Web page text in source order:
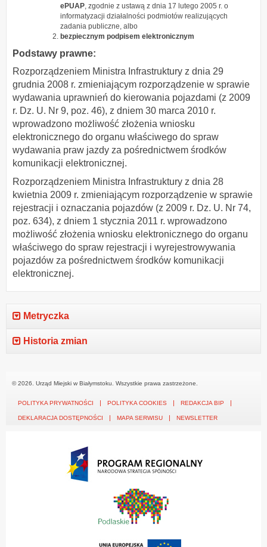
ePUAP, zgodnie z ustawą z dnia 17 lutego 2005 r. o
informatyzacji działalności podmiotów realizujących
zadania publiczne, albo
bezpiecznym podpisem elektronicznym
Podstawy prawne:
Rozporządzeniem Ministra Infrastruktury z dnia 29
grudnia 2008 r. zmieniającym rozporządzenie w sprawie
wydawania uprawnień do kierowania pojazdami (z 2009
r. Dz. U. Nr 9, poz. 46), z dniem 30 marca 2010 r.
wprowadzono możliwość złożenia wniosku
elektronicznego do organu właściwego do spraw
wydawania praw jazdy za pośrednictwem środków
komunikacji elektronicznej.
Rozporządzeniem Ministra Infrastruktury z dnia 28
kwietnia 2009 r. zmieniającym rozporządzenie w sprawie
rejestracji i oznaczania pojazdów (z 2009 r. Dz. U. Nr 74,
poz. 634), z dniem 1 stycznia 2011 r. wprowadzono
możliwość złożenia wniosku elektronicznego do organu
właściwego do spraw rejestracji i wyrejestrowywania
pojazdów za pośrednictwem środków komunikacji
elektronicznej.
Metryczka
Historia zmian
© 2026. Urząd Miejski w Białymstoku. Wszystkie prawa zastrzeżone.
POLITYKA PRYWATNOŚCI POLITYKA COOKIES REDAKCJA BIP
DEKLARACJA DOSTĘPNOŚCI MAPA SERWISU NEWSLETTER